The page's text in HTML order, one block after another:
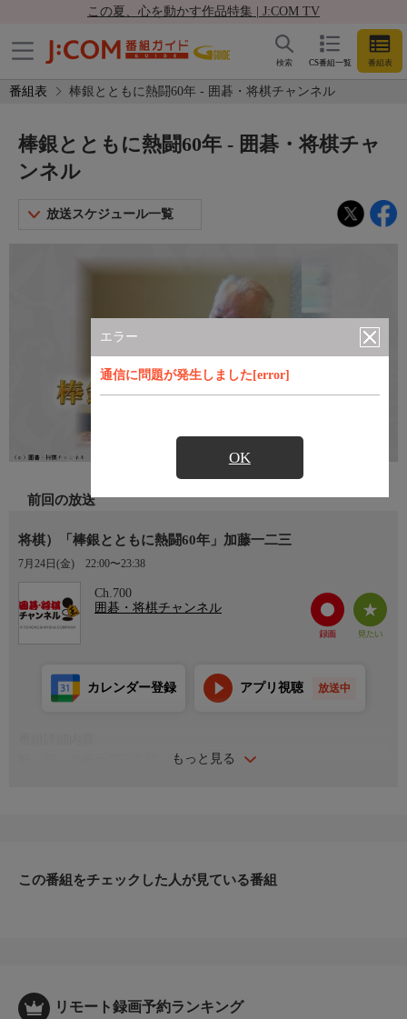
この夏、心を動かす作品特集 | J:COM TV
CS番組一覧 番組表
検索
番組表 棒銀とともに熱闘60年 - 囲碁・将棋チャンネル
エラー
通信に問題が発生しました[error]
OK
棒銀とともに熱闘60年 - 囲碁・将棋チャ
ンネル
放送スケジュール一覧
前回の放送
将棋）「棒銀とともに熱闘60年」加藤一二三
7月24日(金) 22:00〜23:38
Ch.700
囲碁・将棋チャンネル
もっと見る
カレンダー登録 アプリ視聴 放送中
この番組をチェックした人が見ている番組
リモート録画予約ランキング